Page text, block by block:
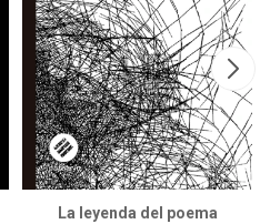
La leyenda del poema